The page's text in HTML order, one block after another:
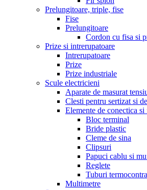
Prelungitoare, triple, fise
Fise
Prelungitoare
Cordon cu fisa si
Prize si intrerupatoare
Intrerupatoare
Prize
Prize industriale
Scule electricieni
Aparate de masurat
Clesti pentru sertizat si
Elemente de conectica si
Bloc terminal
Bride plastic
Cleme de sina
Clipsuri
Papuci cablu si
Reglete
Tuburi
Multimetre